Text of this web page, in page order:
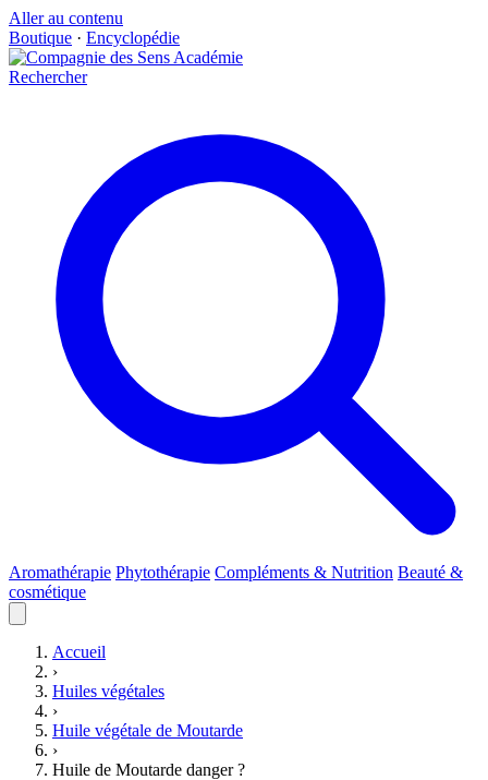
Aller au contenu
Boutique · Encyclopédie
Rechercher
Aromathérapie Phytothérapie Compléments & Nutrition Beauté &
cosmétique
Accueil
›
Huiles végétales
›
Huile végétale de Moutarde
›
Huile de Moutarde danger ?